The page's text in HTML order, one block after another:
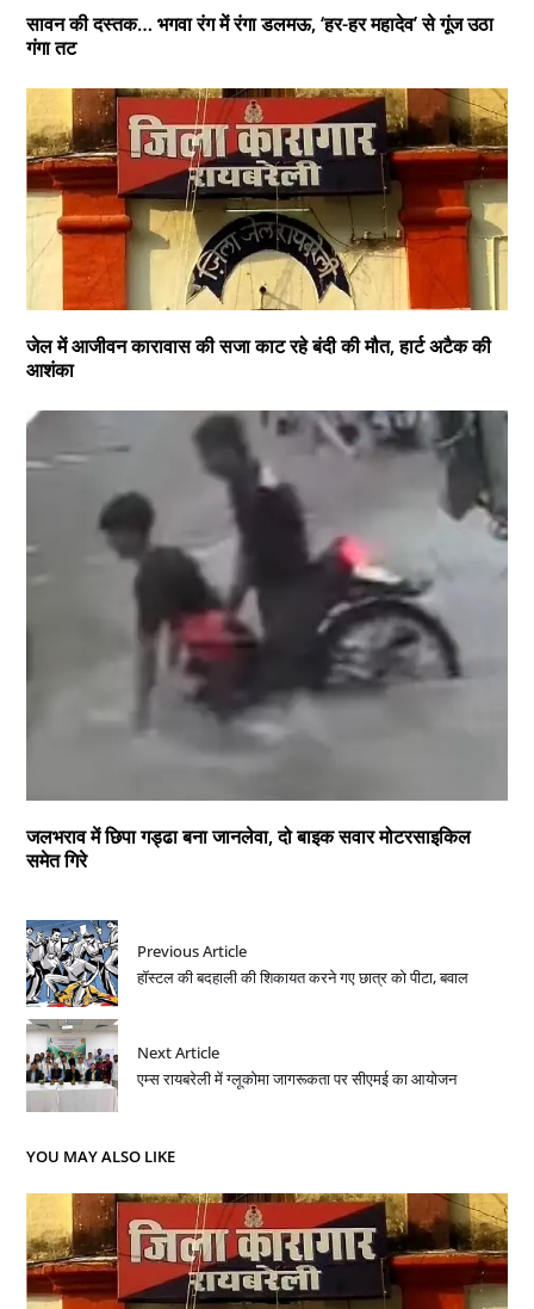
सावन की दस्तक… भगवा रंग में रंगा डलमऊ, ‘हर-हर महादेव’ से गूंज उठा
गंगा तट
जेल में आजीवन कारावास की सजा काट रहे बंदी की मौत, हार्ट अटैक की
आशंका
जलभराव में छिपा गड्ढा बना जानलेवा, दो बाइक सवार मोटरसाइकिल
समेत गिरे
Previous Article
हॉस्टल की बदहाली की शिकायत करने गए छात्र को पीटा, बवाल
Next Article
एम्स रायबरेली में ग्लूकोमा जागरूकता पर सीएमई का आयोजन
YOU MAY ALSO LIKE